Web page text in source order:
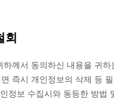
회
께서 동의하신 내용을 귀
즉시 개인정보의 삭제 등
정보 수집시와 동등한 방법